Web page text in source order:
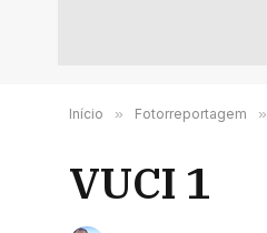
Início » Fotorreportagem »
VUCI 1